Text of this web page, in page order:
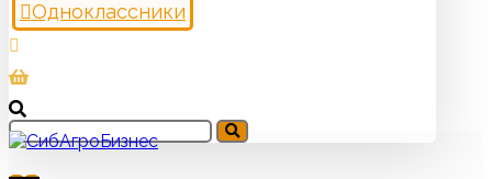
Одноклассники